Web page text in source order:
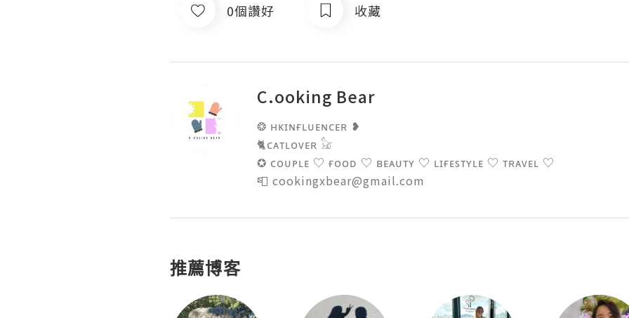
0個讚好 收藏
C.ooking Bear
❂ ʜᴋɪɴғʟᴜᴇɴᴄᴇʀ ❥
🐈ᴄᴀᴛʟᴏᴠᴇʀ 𓃠
✪ ᴄᴏᴜᴘʟᴇ ♡ ғᴏᴏᴅ ♡ ʙᴇᴀᴜᴛʏ ♡ ʟɪғᴇsᴛʏʟᴇ ♡ ᴛʀᴀᴠᴇʟ ♡
📮 cookingxbear@gmail.com
推薦博客